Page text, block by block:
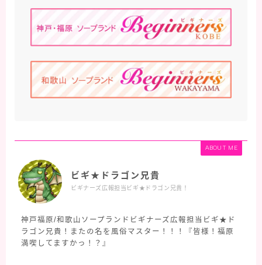
ABOUT ME
ビギ★ドラゴン兄貴
ビギナーズ広報担当ビギ★ドラゴン兄貴！
神戸福原/和歌山ソープランドビギナーズ広報担当ビギ★ド
ラゴン兄貴！またの名を風俗マスター！！！『皆様！福原
満喫してますかっ！？』